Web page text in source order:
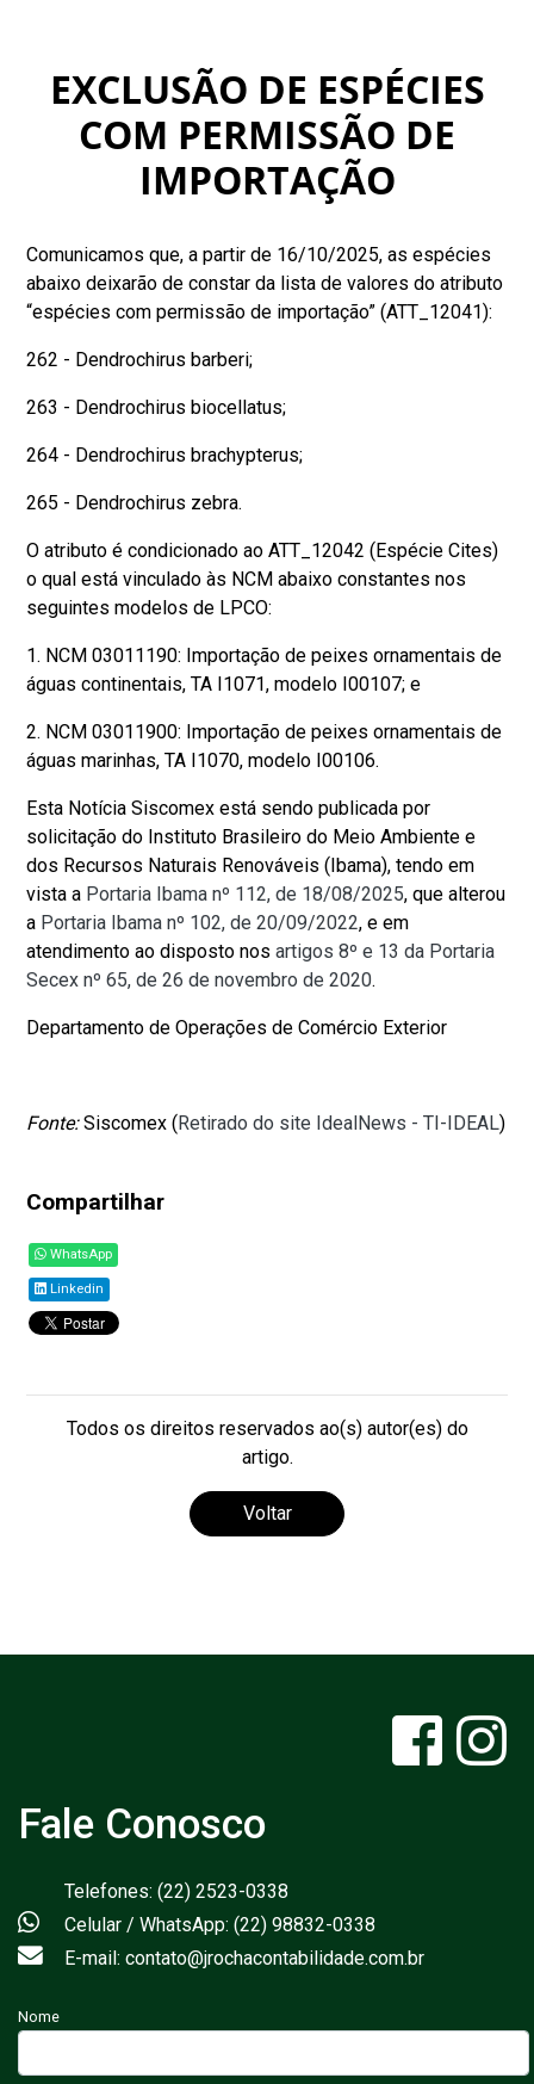
EXCLUSÃO DE ESPÉCIES
COM PERMISSÃO DE
IMPORTAÇÃO
Comunicamos que, a partir de 16/10/2025, as espécies
abaixo deixarão de constar da lista de valores do atributo
“espécies com permissão de importação” (ATT_12041):
262 - Dendrochirus barberi;
263 - Dendrochirus biocellatus;
264 - Dendrochirus brachypterus;
265 - Dendrochirus zebra.
O atributo é condicionado ao ATT_12042 (Espécie Cites)
o qual está vinculado às NCM abaixo constantes nos
seguintes modelos de LPCO:
1. NCM 03011190: Importação de peixes ornamentais de
águas continentais, TA I1071, modelo I00107; e
2. NCM 03011900: Importação de peixes ornamentais de
águas marinhas, TA I1070, modelo I00106.
Esta Notícia Siscomex está sendo publicada por
solicitação do Instituto Brasileiro do Meio Ambiente e
dos Recursos Naturais Renováveis (Ibama), tendo em
vista a Portaria Ibama nº 112, de 18/08/2025, que alterou
a Portaria Ibama nº 102, de 20/09/2022, e em
atendimento ao disposto nosartigos 8º e 13 da Portaria
Secex nº 65, de 26 de novembro de 2020.
Departamento de Operações de Comércio Exterior
Fonte:Siscomex (Retirado do site IdealNews - TI-IDEAL)
Compartilhar
WhatsApp
Linkedin
Todos os direitos reservados ao(s) autor(es) do
artigo.
Voltar
Fale Conosco
Telefones: (22) 2523-0338
Celular / WhatsApp: (22) 98832-0338
E-mail: contato@jrochacontabilidade.com.br
Nome